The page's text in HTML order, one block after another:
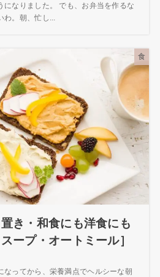
になりました。 でも、お弁当を作るな
わ。朝、忙し...
食
き・和食にも洋食にも
ープ・オートミール］
なってから、栄養満点でヘルシーな朝